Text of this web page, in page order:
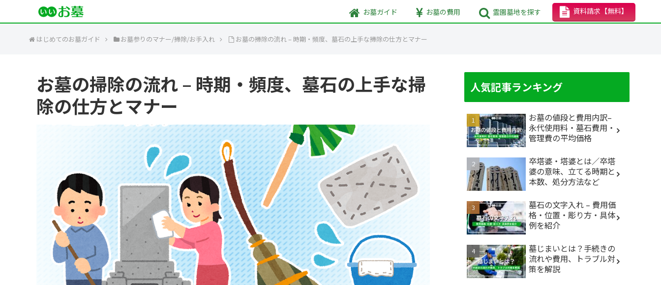
お墓ガイド お墓の費用 霊園墓地を探す 資料請求 【無料】
はじめてのお墓ガイド お墓参りのマナー/掃除/お手入れ お墓の掃除の流れ – 時期・頻度、墓石の上手な掃除の仕方とマナー
お墓の掃除の流れ – 時期・頻度、墓石の上手な掃
除の仕方とマナー
人気記事ランキング
お墓の値段と費用内訳–
永代使用料・墓石費用・
管理費の平均価格
卒塔婆・塔婆とは／卒塔
婆の意味、立てる時期と
本数、処分方法など
墓石の文字入れ – 費用価
格・位置・彫り方・具体
例を紹介
墓じまいとは？手続きの
流れや費用、トラブル対
策を解説